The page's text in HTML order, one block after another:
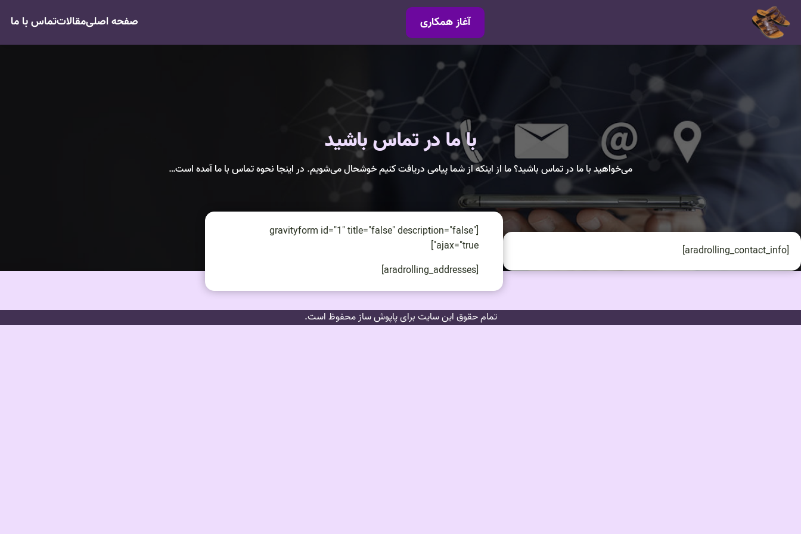
آغاز همکاری صفحه اصلیمقالاتتماس با ما
با ما در تماس باشید
می‌خواهید با ما در تماس باشید؟ ما از اینکه از شما پیامی دریافت کنیم خوشحال می‌شویم. در اینجا نحوه تماس با ما آمده است…
[aradrolling_contact_info]
[gravityform id="1" title="false" description="false"
ajax="true"]
[aradrolling_addresses]
تمام حقوق این سایت برای پاپوش ساز محفوظ است.